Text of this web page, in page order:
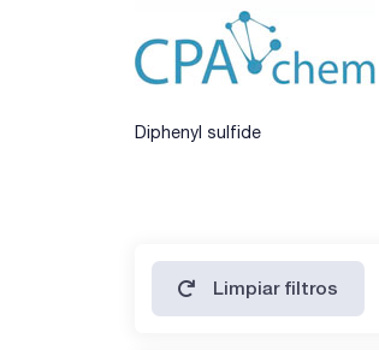
Diphenyl sulfide
Limpiar filtros